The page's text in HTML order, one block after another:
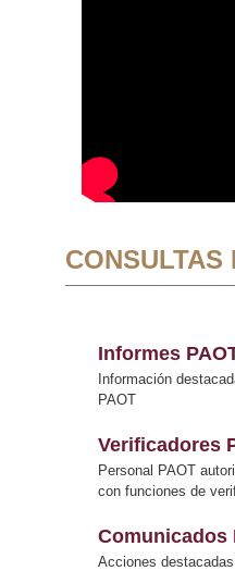
CONSULTAS
Informes
Información
PAOT
Verificadores
Personal PAOT
con funciones de
Comunicados
Acciones